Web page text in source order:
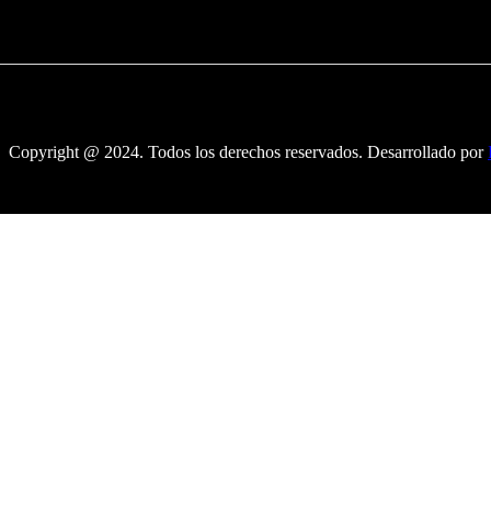
Copyright @ 2024. Todos los derechos reservados. Desarrollado por